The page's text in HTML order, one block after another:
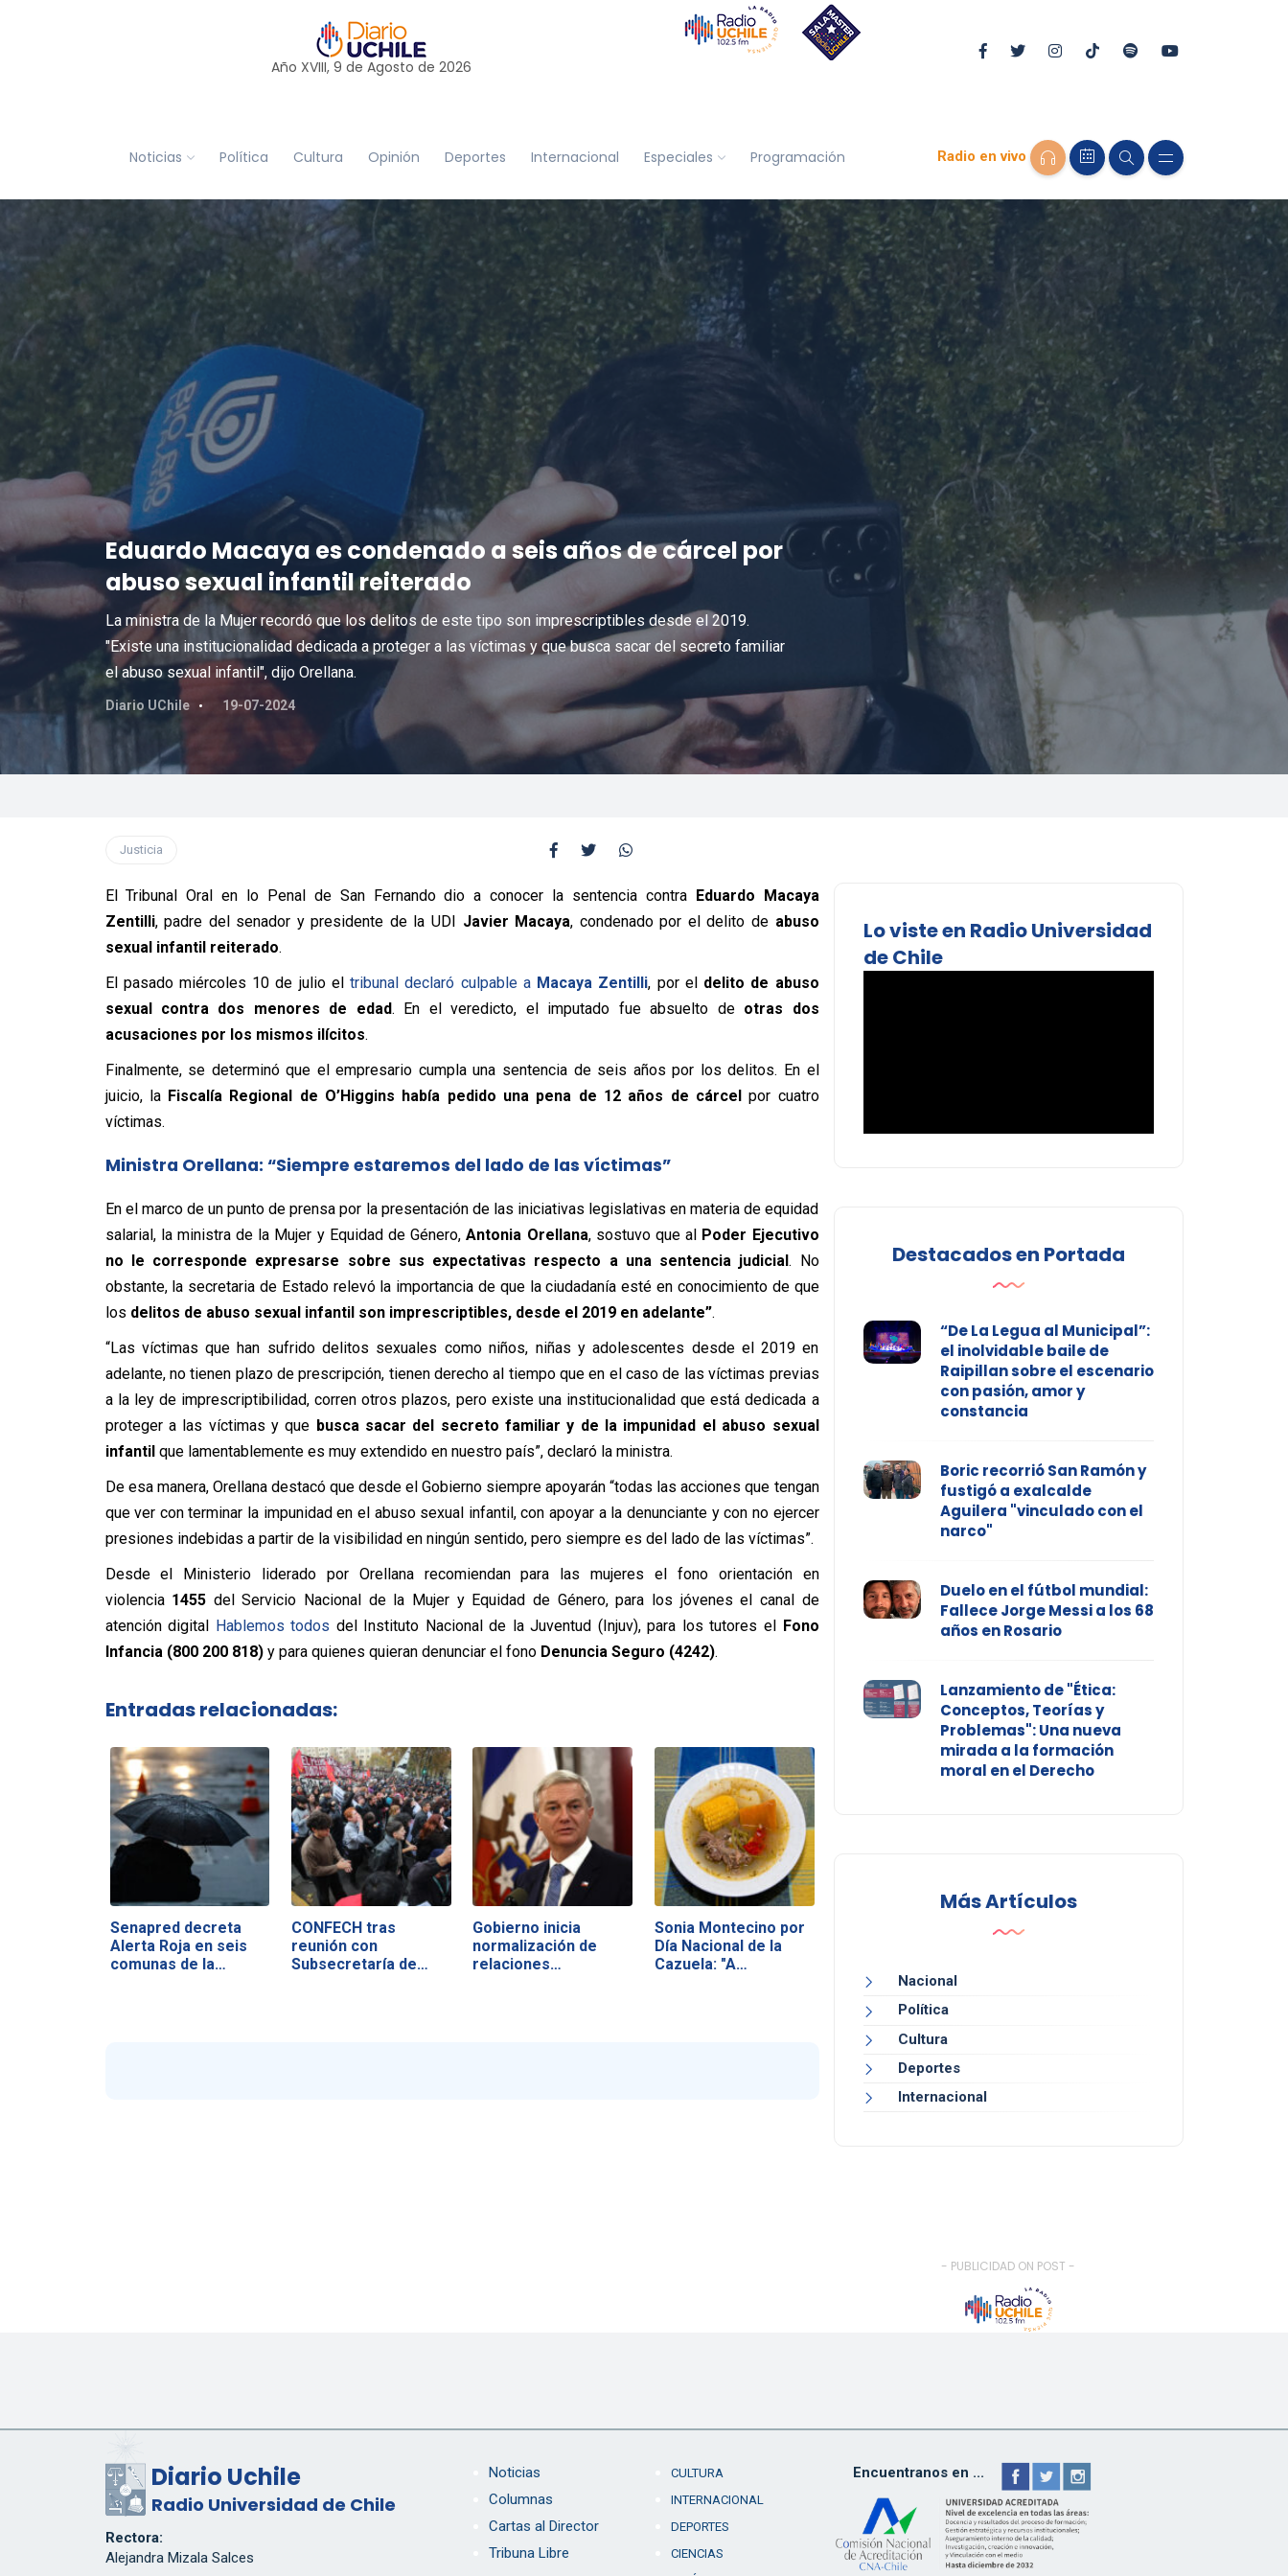
Año XVIII, 9 de Agosto de 2026
Noticias Política Cultura Opinión Deportes Internacional Especiales Programación Radio en vivo
Eduardo Macaya es condenado a seis años de cárcel por
abuso sexual infantil reiterado
La ministra de la Mujer recordó que los delitos de este tipo son imprescriptibles desde el 2019.
"Existe una institucionalidad dedicada a proteger a las víctimas y que busca sacar del secreto familiar
el abuso sexual infantil", dijo Orellana.
Diario UChile 19-07-2024
Justicia
El Tribunal Oral en lo Penal de San Fernando dio a conocer la sentencia contra Eduardo Macaya
Zentilli, padre del senador y presidente de la UDI Javier Macaya, condenado por el delito de abuso
sexual infantil reiterado.
El pasado miércoles 10 de julio eltribunal declaró culpable aMacaya Zentilli, por el delito de abuso
sexual contra dos menores de edad. En el veredicto, el imputado fue absuelto deotras dos
acusaciones por los mismos ilícitos.
Finalmente, se determinó que el empresario cumpla una sentencia de seis años por los delitos. En el
juicio, la Fiscalía Regional de O’Higgins había pedido una pena de 12 años de cárcelpor cuatro
víctimas.
Ministra Orellana: “Siempre estaremos del lado de las víctimas”
En el marco de un punto de prensa por la presentación de las iniciativas legislativas en materia de equidad
salarial, la ministra de la Mujer y Equidad de Género, Antonia Orellana, sostuvo que al Poder Ejecutivo
no le corresponde expresarse sobre sus expectativas respecto a una sentencia judicial. No
obstante, la secretaria de Estado relevó la importancia de que la ciudadanía esté en conocimiento de que
los delitos de abuso sexual infantil son imprescriptibles, desde el 2019 en adelante”.
“Las víctimas que han sufrido delitos sexuales como niños, niñas y adolescentes desde el 2019 en
adelante, no tienen plazo de prescripción, tienen derecho al tiempo que en el caso de las víctimas previas
a la ley de imprescriptibilidad, corren otros plazos, pero existe una institucionalidad que está dedicada a
proteger a las víctimas y que busca sacar del secreto familiar y de la impunidad el abuso sexual
infantilque lamentablemente es muy extendido en nuestro país”, declaró la ministra.
De esa manera, Orellana destacó que desde el Gobierno siempre apoyarán “todas las acciones que tengan
que ver con terminar la impunidad en el abuso sexual infantil, con apoyar a la denunciante y con no ejercer
presiones indebidas a partir de la visibilidad en ningún sentido, pero siempre es del lado de las víctimas”.
Desde el Ministerio liderado por Orellana recomiendan para las mujeres el fono orientación en
violencia 1455 del Servicio Nacional de la Mujer y Equidad de Género, para los jóvenes el canal de
atención digital Hablemos todos del Instituto Nacional de la Juventud (Injuv), para los tutores el Fono
Infancia (800 200 818)y para quienes quieran denunciar el fono Denuncia Seguro (4242).
Entradas relacionadas:
Senapred decreta
Alerta Roja en seis
comunas de la…
CONFECH tras
reunión con
Subsecretaría de
Gobierno inicia
normalización de
relaciones…
Sonia Montecino por
Día Nacional de la
Cazuela: "A…
Lo viste en Radio Universidad
de Chile
Destacados en Portada
“De La Legua al Municipal”:
el inolvidable baile de
Raipillan sobre el escenario
con pasión, amor y
constancia
Boric recorrió San Ramón y
fustigó a exalcalde
Aguilera "vinculado con el
narco"
Duelo en el fútbol mundial:
Fallece Jorge Messi a los 68
años en Rosario
Lanzamiento de "Ética:
Conceptos, Teorías y
Problemas": Una nueva
mirada a la formación
moral en el Derecho
Más Artículos
Nacional
Política
Cultura
Deportes
Internacional
- PUBLICIDAD ON POST -
Diario Uchile
Radio Universidad de Chile
Rectora:
Alejandra Mizala Salces
Noticias
Columnas
Cartas al Director
Tribuna Libre
CULTURA
INTERNACIONAL
DEPORTES
CIENCIAS
Encuentranos en ...